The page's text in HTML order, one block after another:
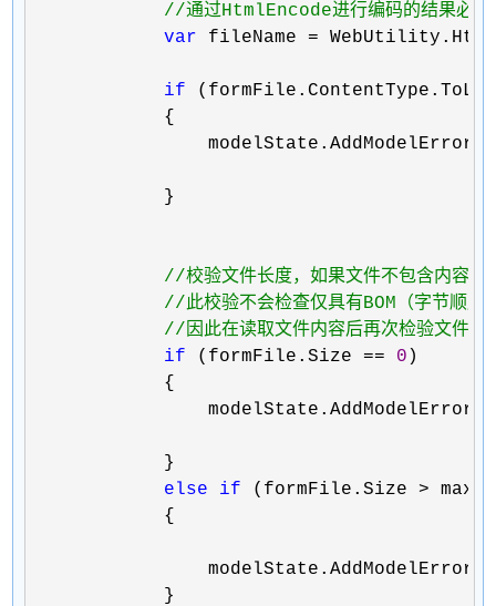
//通过HtmlEncode进行编码的结果必须
var fileName =
if
            {
            }
//校验文件长度，如果文件不包含内容，
//此校验不会检查仅具有BOM（字节顺序
// 因此在读取文件内容后再次检验文件内
if (formFile.Size == 0 )
            {
            }
else
if (formFile.Size >
            {
            }